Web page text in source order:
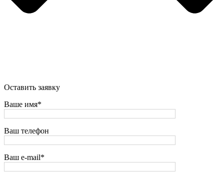
Оставить заявку
Ваше имя*
Ваш телефон
Ваш e-mail*